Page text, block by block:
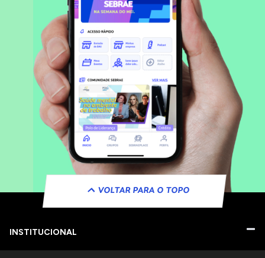
VOLTAR PARA O TOPO
INSTITUCIONAL